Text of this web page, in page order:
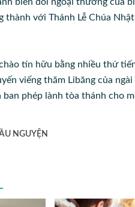
thành với Thánh Lễ Chúa
tín hữu bằng nhiều thứ
viếng thăm Libăng của
ban phép lành tòa thánh cho
NGUYỆN